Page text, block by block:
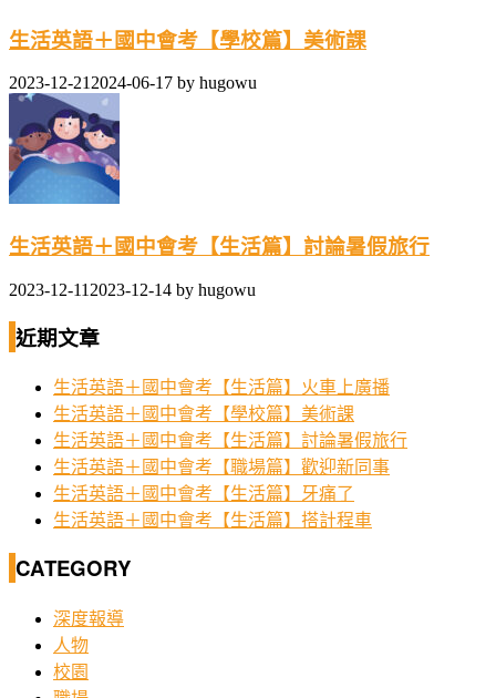
生活英語＋國中會考【學校篇】美術課
2023-12-212024-06-17 by hugowu
生活英語＋國中會考【生活篇】討論暑假旅行
2023-12-11 2023-12-14 by hugowu
近期文章
生活英語＋國中會考【生活篇】火車上廣播
生活英語＋國中會考【學校篇】美術課
生活英語＋國中會考【生活篇】討論暑假旅行
生活英語＋國中會考【職場篇】歡迎新同事
生活英語＋國中會考【生活篇】牙痛了
生活英語＋國中會考【生活篇】搭計程車
CATEGORY
深度報導
人物
校園